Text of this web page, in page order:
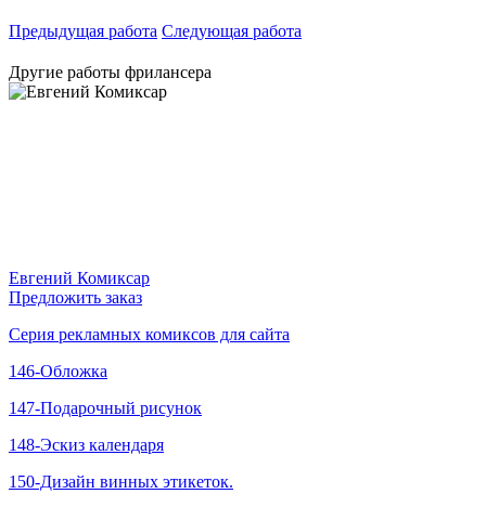
Предыдущая работа Следующая работа
Другие работы фрилансера
Евгений Комиксар
Предложить заказ
Серия рекламных комиксов для сайта
146-Обложка
147-Подарочный рисунок
148-Эскиз календаря
150-Дизайн винных этикеток.